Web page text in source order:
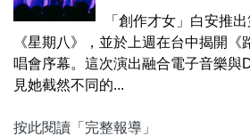
「創作才女」白安推
《星期八》，並於上週在台中揭開
唱會序幕。這次演出融合電子音樂與
見她截然不同的...
按此閱讀「完整報導」